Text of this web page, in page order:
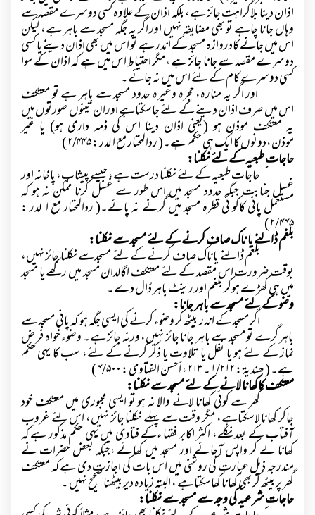
اذان دینا بلاکراہت جائز ہے، بلکہ اذان کے علاوہ کسی دوسرے مقصد سے
وہاں جانا چاہے تو بھی مضایقہ نہیں اور اگر یہ جگہ مسجد سے باہر ہے، لیکن
اس میں جانے کادروازہ مسجد کے اندر ہے تو اس میں بھی اذان دینے یا کسی
دوسرے مقصد سے جانا جائز ہے، مگر احتیاط اس میں ہے کہ اذان کے سوا
کسی دوسرے کام کے لئے اس میں نہ جائے۔
اور اگر یہ منارہ، حجرہ وغیرہ حدود مسجد سے باہر ہے تو معتکف
اس میں صرف اذان دینے کے لئے جاسکتاہے اوران تینوں صورتوں میں
یہ معتکف موذن ہو (یعنی اذان دینا اس کی ذمہ داری ہو) یا غیر
موذن،دونوں کا ایک ہی حکم ہے۔( ردالمحتار مع ا لدر :۲/۴۴۵ )
حاجات ِطبعیہ کے لئے نکلنا:
حاجات ِطبعیہ کے لئے نکلنا درست ہے، جیسے پیشاب، پاخانہ اور
غسل جنابت جبکہ حدود مسجد میں اس طور سے غسل کرنا ممکن نہ ہو کہ
مستعمل پانی کاکو ئی قطرہ مسجد میں گرنے نہ پائے۔( ردالمحتار مع ا لدر :
۲/۴۴۵ )
بلغم ڈالنے یا ناک صاف کرنے کے لئے مسجد سے نکلنا:
بلغم ڈالنے یاناک صاف کرنے کے لئے مسجدسے نکلنا جائز نہیں،
بوقت ضرورت اس مقصد کے لئے معتکف اگالدان مسجد میں رکھے یا مسجد
میں ہی کھڑے ہوکر بلغم اور رینٹ باہر ڈال دے۔
وضو کے لئے مسجد سے باہر جانا:
اگر مسجد کے اندر بیٹھ کر وضوء کرنے کی ایسی جگہ ہو کہ پانی مسجد سے
باہر گرے تو مسجد سے باہر جانا جائز نہیں، ورنہ جائز ہے۔ وضوء خواہ فر ض
نماز کے لئے ہو یا نفل یا تلاوت یا ذکر کرنے کے لئے، سب کا یہی حکم
ہے۔ ( ھندیۃ :۱/۲۱۲۔۲۱۳، أحسن الفتاویٰ :۴/۵۰۰ )
معتکف کاکھانا لانے کے لئے مسجد سے نکلنا:
گھر سے کوئی کھانا لانے والا نہ ہو تو ایسی مجبوری میں معتکف خود
جاکر کھانا لاسکتاہے، مگر وقت سے پہلے نکلنا جائز نہیں، اس لئے غروب
آفتاب کے بعد نکلے، اکثر اکابر فقہا ءکے فتاوی میں یہی حکم مذکور ہے کہ
کھانا لے کر واپس آجائے اور مسجد میں کھائے ،جبکہ بعض حضرات نے
مندرجہ ذیل عبارت کی روشنی میں اس بات کی اجازت دی ہے کہ معتکف
گھر پر بیٹھ کر بھی کھانا کھاسکتا ہے ، البتہ زیادہ دیر بیٹھنا صحیح نہیں ۔
حاجات ِشرعیہ کی وجہ سے مسجد سے نکلنا: